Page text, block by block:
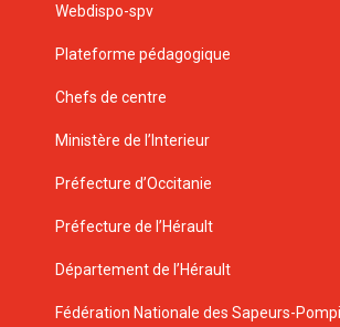
Webdispo-spv
Plateforme pédagogique
Chefs de centre
Ministère de l’Interieur
Préfecture d’Occitanie
Préfecture de l’Hérault
Département de l’Hérault
Fédération Nationale des Sapeurs-